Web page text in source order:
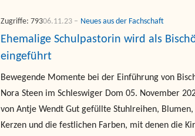
Ehemalige Schulpastorin wird als
eingeführt
Bewegende Momente bei der Einführung von
Nora Steen im Schleswiger Dom 05. November
von Antje Wendt Gut gefüllte Stuhlreihen, Blumen,
Kerzen und die festlichen Farben, mit denen die
Neues aus der Fachschaft
06.11.23
Zugriffe: 793